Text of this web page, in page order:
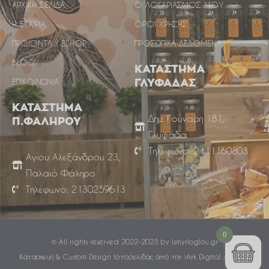
ΑΡΧΙΚΗ ΣΕΛΙΔΑ
Η ΕΤΑΙΡΙΑ
ΠΡΟΙΟΝΤΑ / ESHOP
BLOG
ΕΠΙΚΟΙΝΩΝΙΑ
ΚΑΤΑΣΤΗΜΑ
Π.ΦΑΛΗΡΟΥ
Αγίου Αλεξάνδρου 23,
Παλαιό Φάληρο
Τηλέφωνο: 2130259613
Ο ΛΟΓΑΡΙΑΣΜΟΣ ΜΟΥ
ΟΡΟΙ ΧΡΗΣΗΣ
ΠΡΟΣΩΠΙΚΑ ΔΕΔΟΜΕΝΑ
ΚΑΤΑΣΤΗΜΑ
ΓΛΥΦΑΔΑΣ
Δημ. Γούναρη 181,
Γλυφάδα
Τηλέφωνο: 2111160803
© All rights reserved 2022-2023 by Ismyrloglou.gr
Κατασκευή & Custom Design Ιστοσελίδας από την iArk Digital Agency
0